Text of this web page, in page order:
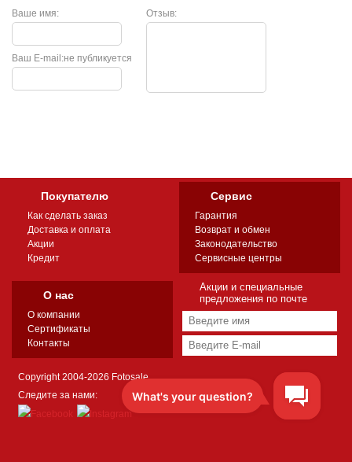
Ваше имя: Отзыв:
не публикуется
Ваш E-mail:
Покупателю
Как сделать заказ
Доставка и оплата
Акции
Кредит
Сервис
Гарантия
Возврат и обмен
Законодательство
Сервисные центры
О нас
О компании
Сертификаты
Контакты
Акции и специальные
предложения по почте
Copyright 2004-2026 Fotosale
Следите за нами: